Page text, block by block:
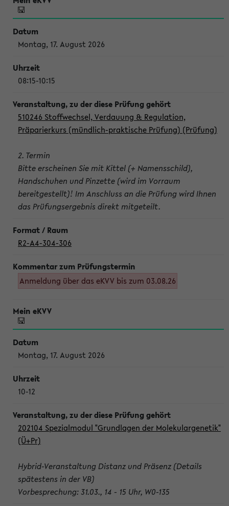
Montag, 17. August 2026
08:15-10:15
510246 Stoffwechsel, Verdauung & Regulation,
Präparierkurs (mündlich-praktische Prüfung) (Prüfung)
2. Termin
Bitte erscheinen Sie mit Kittel (+ Namensschild),
Handschuhen und Pinzette (wird im Vorraum
bereitgestellt)! Im Anschluss an die Prüfung wird Ihnen
das Prüfungsergebnis direkt mitgeteilt.
R2-A4-304-306
Anmeldung über das eKVV bis zum 03.08.26
Montag, 17. August 2026
10-12
202104 Spezialmodul "Grundlagen der Molekulargenetik"
(Ü+Pr)
Hybrid-Veranstaltung Distanz und Präsenz (Details
spätestens in der VB)
Vorbesprechung: 31.03., 14 - 15 Uhr, W0-135